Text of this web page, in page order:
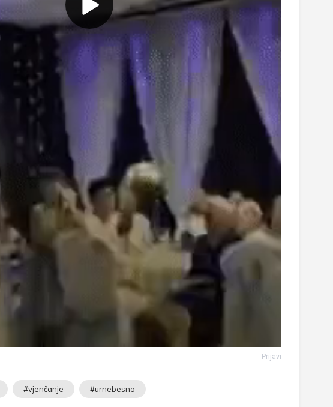
Prijavi
#vjenčanje #urnebesno